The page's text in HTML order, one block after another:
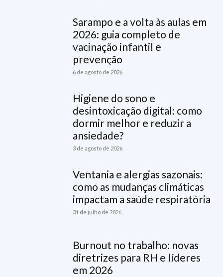
Sarampo e a volta às aulas em
2026: guia completo de
vacinação infantil e
prevenção
6 de agosto de 2026
Higiene do sono e
desintoxicação digital: como
dormir melhor e reduzir a
ansiedade?
3 de agosto de 2026
Ventania e alergias sazonais:
como as mudanças climáticas
impactam a saúde respiratória
31 de julho de 2026
Burnout no trabalho: novas
diretrizes para RH e líderes
em 2026